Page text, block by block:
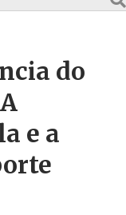
do
e a